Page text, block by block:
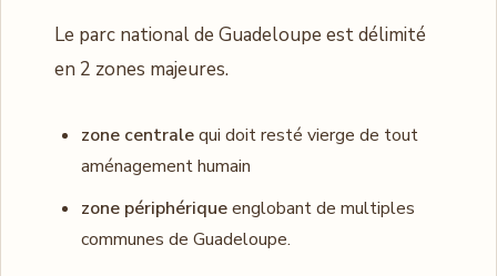
Le parc national de Guadeloupe est délimité
en 2 zones majeures.
zone centralequi doit resté vierge de tout
aménagement humain
zone périphériqueenglobant de multiples
communes de Guadeloupe.